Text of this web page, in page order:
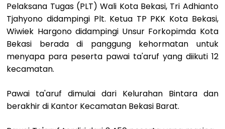
Pelaksana Tugas (PLT) Wali Kota Bekasi, Tri Adhianto
Tjahyono didampingi Plt. Ketua TP PKK Kota Bekasi,
Wiwiek Hargono didampingi Unsur Forkopimda Kota
Bekasi berada di panggung kehormatan untuk
menyapa para peserta pawai ta'aruf yang diikuti 12
kecamatan.
Pawai ta'aruf dimulai dari Kelurahan Bintara dan
berakhir di Kantor Kecamatan Bekasi Barat.